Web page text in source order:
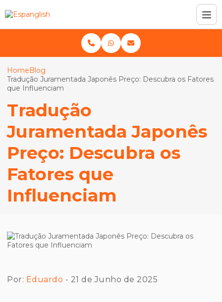
HomeBlog
Tradução Juramentada Japonês Preço: Descubra os Fatores
que Influenciam
Tradução
Juramentada Japonês
Preço: Descubra os
Fatores que
Influenciam
Por: Eduardo - 21 de Junho de 2025